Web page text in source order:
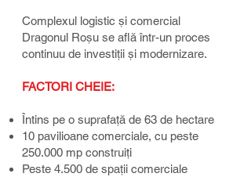
Complexul logistic și comercial
Dragonul Roșu se află într-un proces
continuu de investiții și modernizare.
FACTORI CHEIE:​
Întins pe o suprafață de 63 de hectare​
10 pavilioane comerciale, cu peste
250.000 mp construiți​
Peste 4.500 de spații comerciale​